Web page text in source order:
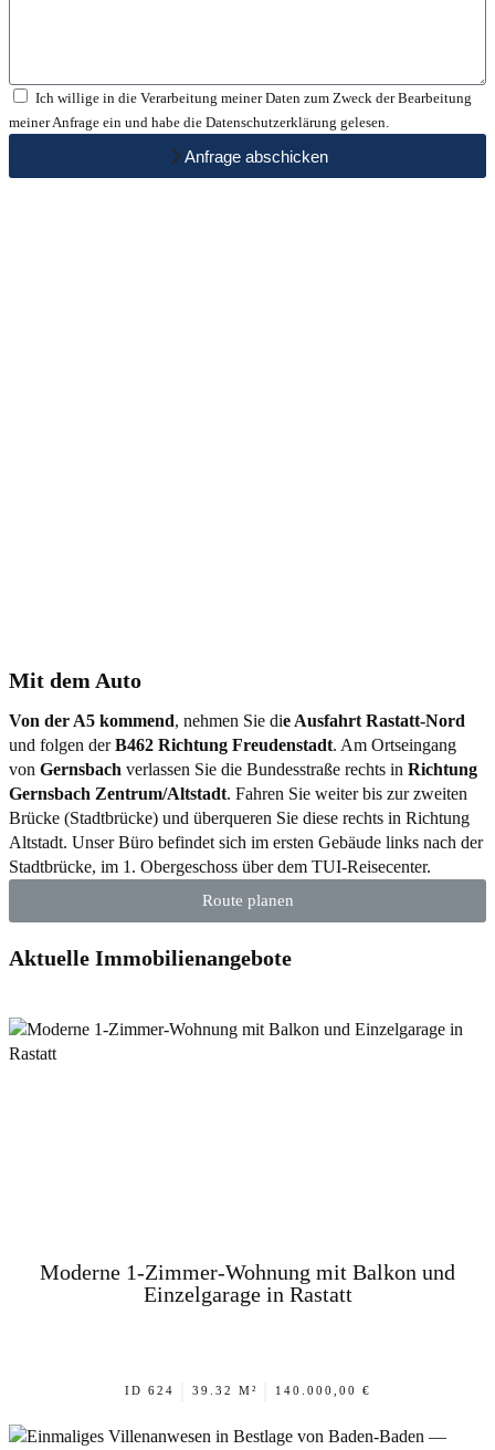
Ich willige in die Verarbeitung meiner Daten zum Zweck der Bearbeitung
meiner Anfrage ein und habe die Datenschutzerklärung gelesen.
Anfrage abschicken
Mit dem Auto
Von der A5 kommend, nehmen Sie die Ausfahrt Rastatt-Nord
und folgen derB462 Richtung Freudenstadt. Am Ortseingang
von Gernsbach verlassen Sie die Bundesstraße rechts in Richtung
Gernsbach Zentrum/Altstadt. Fahren Sie weiter bis zur zweiten
Brücke (Stadtbrücke) und überqueren Sie diese rechts in Richtung
Altstadt. Unser Büro befindet sich im ersten Gebäude links nach der
Stadtbrücke, im 1. Obergeschoss über dem TUI-Reisecenter.
Route planen
Aktuelle Immobilienangebote
Moderne 1-Zimmer-Wohnung mit Balkon und
Einzelgarage in Rastatt
ID 624 39.32 M² 140.000,00 €